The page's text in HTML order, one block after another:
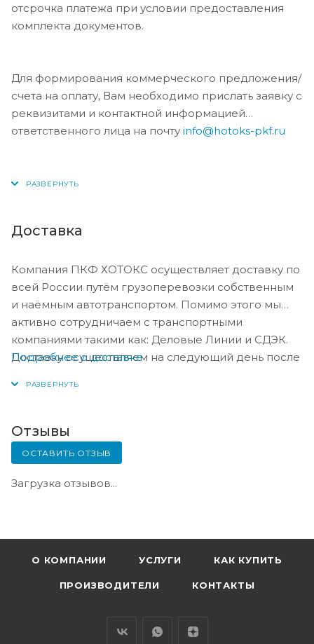
отсрочка платежа при условии предоставления
комплекта документов.
Для формирования коммерческого предложения/
счета на оплату, Вам необходимо прислать заявку с
реквизитами и контактной информацией
ответственного лица на почту info@hotoks-pkf.ru
Доставка
Компания ПКФ ХОТОКС осуществляет доставку по
всей России путём грузоперевозки собственным
и наёмным автотранспортом. Помимо этого мы
активно сотрудничаем с транспортными
компаниями такими как: Деловые Линии и СДЭК.
Доставку осуществляем на следующий день после
Подробнее о доставке
Отзывы
ОСТАВИТЬ ОТЗЫВ
Загрузка отзывов...
О КОМПАНИИ УСЛУГИ КАК КУПИТЬ
ПРОИЗВОДИТЕЛИ КОНТАКТЫ